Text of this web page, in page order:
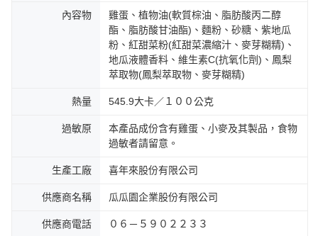
內容物
雞蛋、植物油(軟質棕油、脂肪酸丙二醇
酯、脂肪酸甘油酯)、麵粉、砂糖、紫地瓜
粉、紅甜菜粉(紅甜菜濃縮汁、麥芽糊精)、
地瓜液體香料、維生素C(抗氧化劑)、鳳梨
萃取物(鳳梨萃取物、麥芽糊精)
熱量 545.9大卡／１００公克
過敏原
本產品成份含有雞蛋、小麥及其製品，食物
過敏者請留意。
生產工廠 喜年來股份有限公司
供應商名稱 瓜瓜園企業股份有限公司
供應商電話 ０６－５９０２２３３